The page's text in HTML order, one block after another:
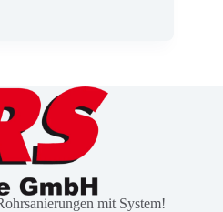
mit System!